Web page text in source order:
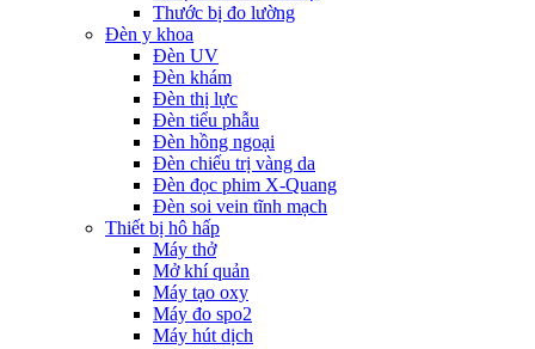
Thước bị đo lường
Đèn y khoa
Đèn UV
Đèn khám
Đèn thị lực
Đèn tiểu phẫu
Đèn hồng ngoại
Đèn chiếu trị vàng da
Đèn đọc phim X-Quang
Đèn soi vein tĩnh mạch
Thiết bị hô hấp
Máy thở
Mở khí quản
Máy tạo oxy
Máy đo spo2
Máy hút dịch